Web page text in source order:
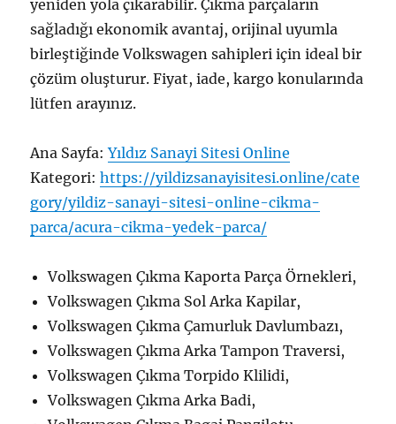
yeniden yola çıkarabilir. Çıkma parçaların
sağladığı ekonomik avantaj, orijinal uyumla
birleştiğinde Volkswagen sahipleri için ideal bir
çözüm oluşturur. Fiyat, iade, kargo konularında
lütfen arayınız.
Ana Sayfa:Yıldız Sanayi Sitesi Online
Kategori:https://yildizsanayisitesi.online/cate
gory/yildiz-sanayi-sitesi-online-cikma-
parca/acura-cikma-yedek-parca/
Volkswagen Çıkma Kaporta Parça Örnekleri,
Volkswagen Çıkma Sol Arka Kapilar,
Volkswagen Çıkma Çamurluk Davlumbazı,
Volkswagen Çıkma Arka Tampon Traversi,
Volkswagen Çıkma Torpido Klilidi,
Volkswagen Çıkma Arka Badi,